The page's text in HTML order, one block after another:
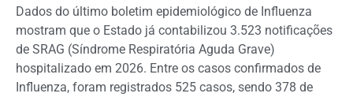
Dados do último boletim epidemiológico de Influenza
mostram que o Estado já contabilizou 3.523 notificações
de SRAG (Síndrome Respiratória Aguda Grave)
hospitalizado em 2026. Entre os casos confirmados de
Influenza, foram registrados 525 casos, sendo 378 de